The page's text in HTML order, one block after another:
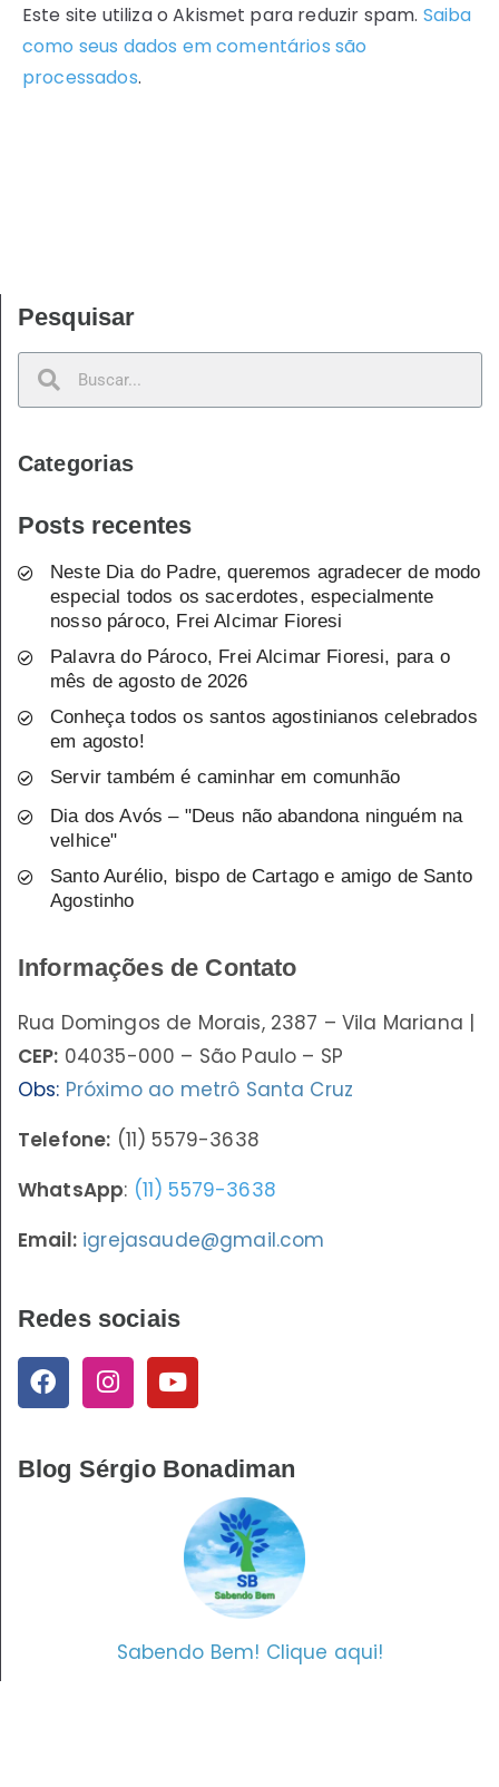
Este site utiliza o Akismet para reduzir spam. Saiba
como seus dados em comentários são
processados.
Pesquisar
Categorias
Posts recentes
Neste Dia do Padre, queremos agradecer de modo
especial todos os sacerdotes, especialmente
nosso pároco, Frei Alcimar Fioresi
Palavra do Pároco, Frei Alcimar Fioresi, para o
mês de agosto de 2026
Conheça todos os santos agostinianos celebrados
em agosto!
Servir também é caminhar em comunhão
Dia dos Avós – "Deus não abandona ninguém na
velhice"
Santo Aurélio, bispo de Cartago e amigo de Santo
Agostinho
Informações de Contato
Rua Domingos de Morais, 2387 – Vila Mariana |
CEP: 04035-000 – São Paulo – SP
Obs: Próximo ao metrô Santa Cruz
Telefone: (11) 5579-3638
WhatsApp: (11) 5579-3638
Email: igrejasaude@gmail.com
Redes sociais
Blog Sérgio Bonadiman
Sabendo Bem! Clique aqui!